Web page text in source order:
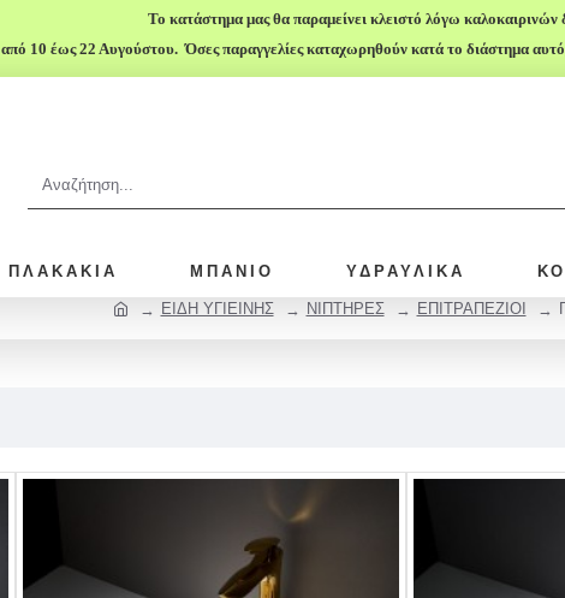
Το κατάστημα μας θα παραμείνει κλειστό λόγω καλοκαιρινών
από 10 έως 22 Αυγούστου. Όσες παραγγελίες καταχωρηθούν κατά το διάστημα
ΠΛΑΚΆΚΙΑ ΜΠΑΝΙΟ ΥΔΡΑΥΛΙΚΑ
ΕΙΔΗ ΥΓΙΕΙΝΗΣ ΝΙΠΤΗΡΕΣ ΕΠΙΤΡΑΠΕΖΙΟΙ